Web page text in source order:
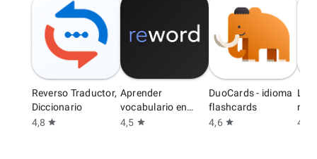
Reverso Traductor,
Diccionario
4,8 star
Aprender
vocabulario en
Inglés
4,5 star
DuoCards - idioma
flashcards
4,6 star
min
4,6